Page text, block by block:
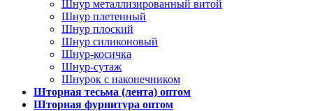
Шнур металлизированный витой
Шнур плетенный
Шнур плоский
Шнур силиконовый
Шнур-косичка
Шнур-сутаж
Шнурок с наконечником
Шторная тесьма (лента) оптом
Шторная фурнитура оптом